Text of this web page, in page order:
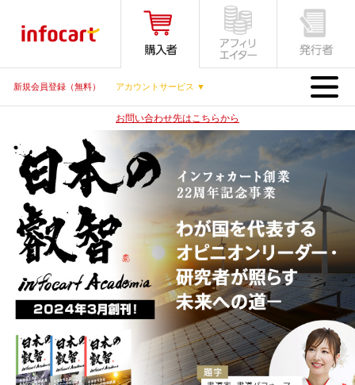
新規会員登録（無料） アカウントサービス ▼ MENU
お問い合わせ先はこちらから